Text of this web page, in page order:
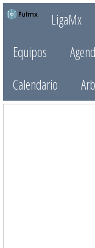
LigaMx
Equipos
Calendario